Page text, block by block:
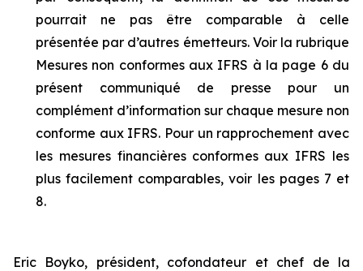
pourrait ne pas être comparable à celle
présentée par d’autres émetteurs. Voir la rubrique
Mesures non conformes aux IFRS à la page 6 du
présent communiqué de presse pour un
complément d’information sur chaque mesure non
conforme aux IFRS. Pour un rapprochement avec
les mesures financières conformes aux IFRS les
plus facilement comparables, voir les pages 7 et
8.
Eric Boyko, président, cofondateur et chef de la